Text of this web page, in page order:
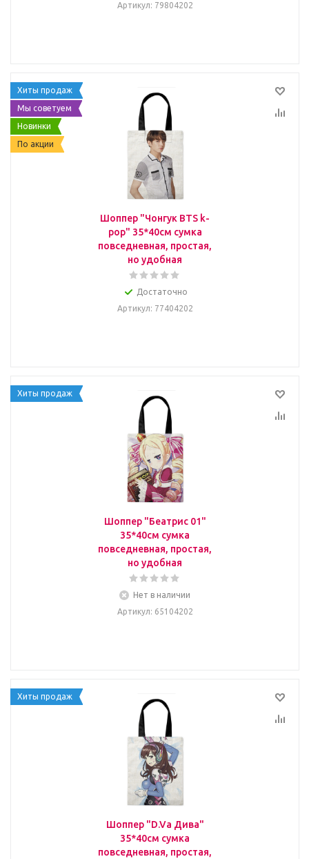
Артикул: 79804202
Хиты продаж
Мы советуем
Новинки
По акции
Шоппер "Чонгук BTS k-
pop" 35*40см сумка
повседневная, простая,
но удобная
Достаточно
Артикул: 77404202
Хиты продаж
Шоппер "Беатрис 01"
35*40см сумка
повседневная, простая,
но удобная
Нет в наличии
Артикул: 65104202
Хиты продаж
Шоппер "D.Va Дива"
35*40см сумка
повседневная, простая,